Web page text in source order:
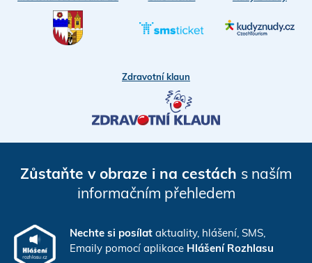
Zdravotní klaun
Zůstaňte v obraze i na cestách s naším
informačním přehledem
Nechte si posílat aktuality, hlášení, SMS,
Emaily pomocí aplikace Hlášení Rozhlasu